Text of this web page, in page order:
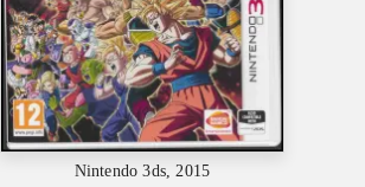
Nintendo 3ds, 2015